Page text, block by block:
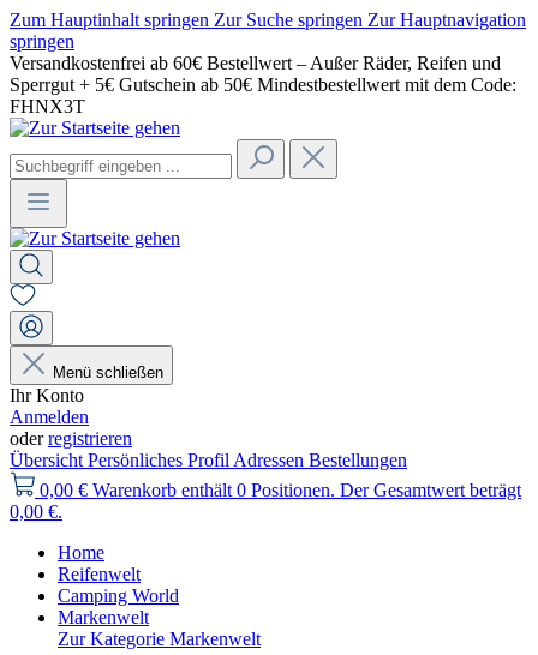
Zum Hauptinhalt springen Zur Suche springen Zur Hauptnavigation
springen
Versandkostenfrei ab 60€ Bestellwert – Außer Räder, Reifen und
Sperrgut + 5€ Gutschein ab 50€ Mindestbestellwert mit dem Code:
FHNX3T
Menü schließen
Ihr Konto
Anmelden
oderregistrieren
Übersicht Persönliches Profil Adressen Bestellungen
0,00 € Warenkorb enthält 0 Positionen. Der Gesamtwert beträgt
0,00 €.
Home
Reifenwelt
Camping World
Markenwelt
Zur Kategorie Markenwelt